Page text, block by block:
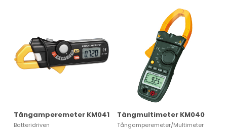
Tångamperemeter KM041
Batteridriven
Tångmultimeter KM040
Tångamperemeter/Multimeter